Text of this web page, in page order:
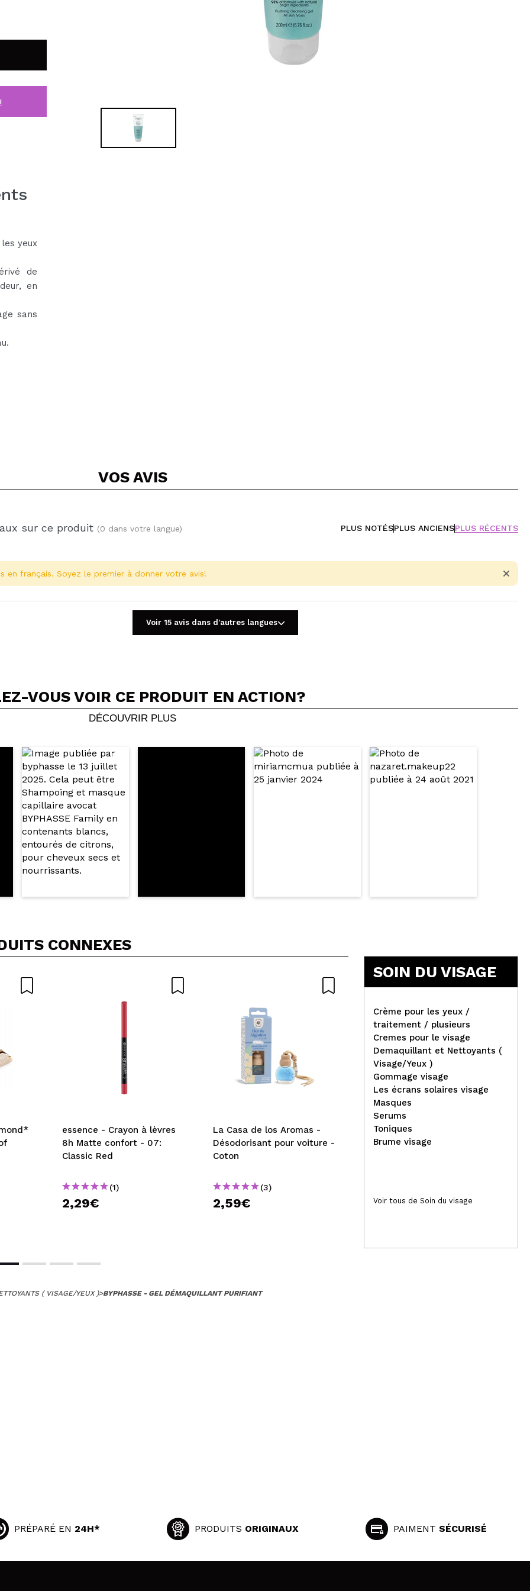
CRÉER UN COMPTE
yeux
de
en
sans
VOS AVIS
sur ce produit (0 dans votre langue) PLUS NOTÉSPLUS ANCIENSPLUS RÉCENTS
Partager une vidéo ou une photo
Votre vidéo pourrait être la première. Imaginez...
cet achat? Oui Non 5/5
en français. Soyez le premier à donner votre avis!
Voir 15 avis dans d'autres langues
VOUS VOIR CE PRODUIT EN ACTION?
DÉCOUVRIR PLUS
CONNEXES
essence - Crayon à lèvres
8h Matte confort - 07:
Classic Red
(1)
2,29€
La Casa de los Aromas -
Désodorisant pour voiture -
Coton
(3)
2,59€
Eigshow - Pinceau contour
plat F622
7,99€
SOIN DU VISAGE
Crème pour les yeux /
traitement / plusieurs
Cremes pour le visage
Demaquillant et Nettoyants (
Visage/Yeux )
Gommage visage
Les écrans solaires visage
Masques
Serums
Toniques
Brume visage
Voir tous de Soin du visage
( VISAGE/YEUX )>BYPHASSE - GEL DÉMAQUILLANT PURIFIANT
PRÉPARÉ EN 24H* PRODUITS ORIGINAUX PAIMENT SÉCURISÉ